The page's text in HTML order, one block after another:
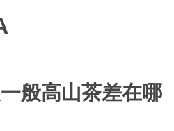
般高山茶差在哪